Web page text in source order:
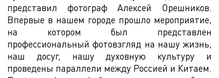
представил фотограф Алексей Орешников.
Впервые в нашем городе прошло мероприятие,
на котором был представлен
профессиональный фотовзгляд на нашу жизнь,
наш досуг, нашу духовную культуру и
проведены параллели между Россией и Китаем.